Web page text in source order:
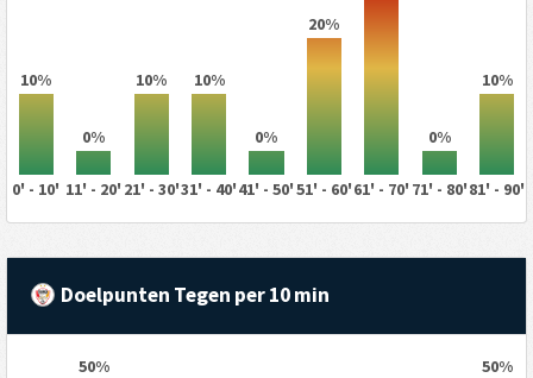
10%
0%
10% 10%
0%
20%
0%
10%
0' - 10' 11' - 20' 21' - 30'31' - 40'41' - 50'51' - 60'61' - 70' 71' - 80'81' - 90'
Doelpunten Tegen per 10 min
50% 50%